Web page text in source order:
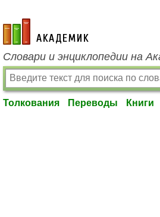
academic.ru
Словари и энциклопедии на
Толкования Переводы Книги